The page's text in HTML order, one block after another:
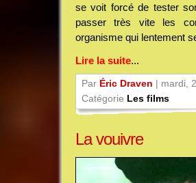
se voit forcé de tester
passer très vite les
organisme qui lentement
Lire la suite...
Par Éric Draven | mardi,
Catégorie Les films
La vouivre